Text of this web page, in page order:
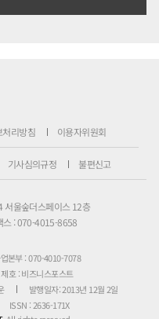
처리방침 이용자위원회
기사심의규정 불편신고
서울숲더스페이스 12층
스 : 070-4015-8658
본부 : 070-4010-7078
제호 : 비즈니스포스트
발행일자: 2013년 12월 2일
ISSN : 2636-171X